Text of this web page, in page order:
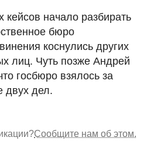
кейсов начало разбирать
бюро
коснулись других
лиц. Чуть позже Андрей
госбюро взялось за
двух дел.
Сообщите нам об этом.